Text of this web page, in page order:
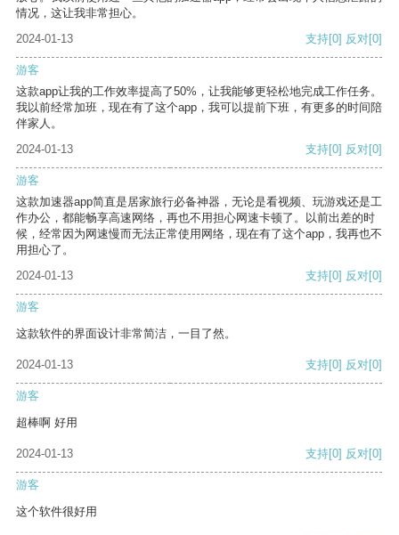
情况，这让我非常担心。
2024-01-13
支持[0] 反对[0]
游客
这款app让我的工作效率提高了50%，让我能够更轻松地完成工作任务。
我以前经常加班，现在有了这个app，我可以提前下班，有更多的时间陪
伴家人。
2024-01-13
支持[0] 反对[0]
游客
这款加速器app简直是居家旅行必备神器，无论是看视频、玩游戏还是工
作办公，都能畅享高速网络，再也不用担心网速卡顿了。以前出差的时
候，经常因为网速慢而无法正常使用网络，现在有了这个app，我再也不
用担心了。
2024-01-13
支持[0] 反对[0]
游客
这款软件的界面设计非常简洁，一目了然。
2024-01-13 支持[0] 反对[0]
游客
超棒啊 好用
2024-01-13 支持[0] 反对[0]
游客
这个软件很好用